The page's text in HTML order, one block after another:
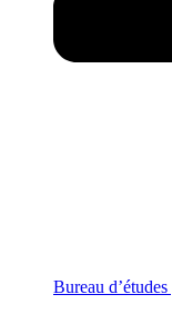
Bureau d’études